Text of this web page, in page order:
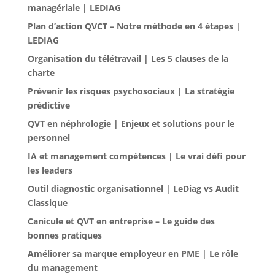
managériale | LEDIAG
Plan d’action QVCT – Notre méthode en 4 étapes |
LEDIAG
Organisation du télétravail | Les 5 clauses de la
charte
Prévenir les risques psychosociaux | La stratégie
prédictive
QVT en néphrologie | Enjeux et solutions pour le
personnel
IA et management compétences | Le vrai défi pour
les leaders
Outil diagnostic organisationnel | LeDiag vs Audit
Classique
Canicule et QVT en entreprise – Le guide des
bonnes pratiques
Améliorer sa marque employeur en PME | Le rôle
du management